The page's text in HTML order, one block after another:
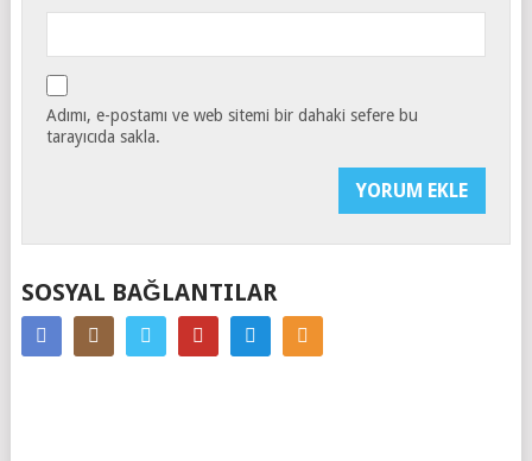
Adımı, e-postamı ve web sitemi bir dahaki sefere bu
tarayıcıda sakla.
SOSYAL BAĞLANTILAR